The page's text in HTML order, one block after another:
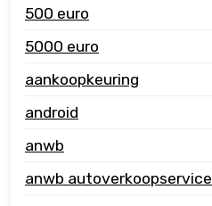
500 euro
5000 euro
aankoopkeuring
android
anwb
anwb autoverkoopservice